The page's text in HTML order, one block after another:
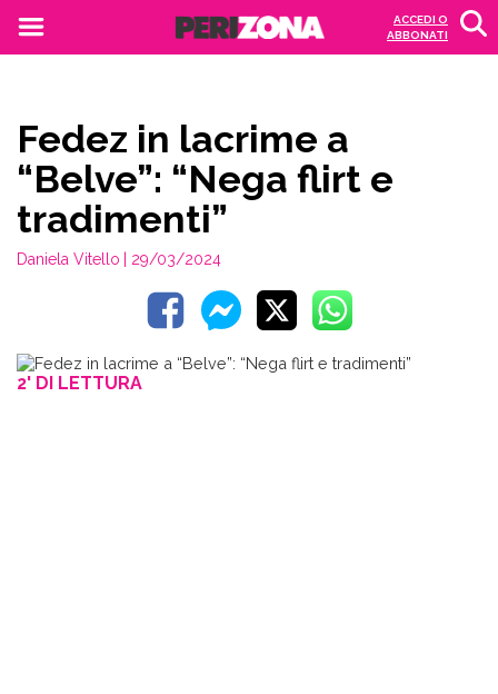
ACCEDI O
ABBONATI
Fedez in lacrime a
“Belve”: “Nega flirt e
tradimenti”
Daniela Vitello | 29/03/2024
2' DI LETTURA